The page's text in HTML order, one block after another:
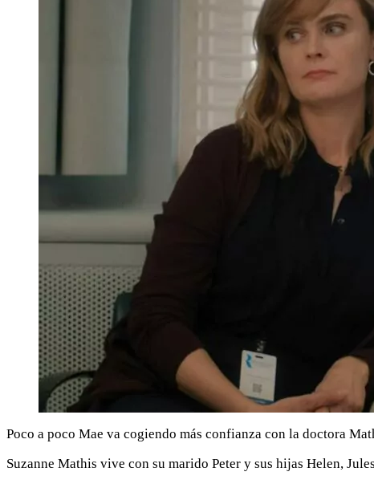
Poco a poco Mae va cogiendo más confianza con la doctora
Suzanne Mathis vive con su marido Peter y sus hijas Helen,